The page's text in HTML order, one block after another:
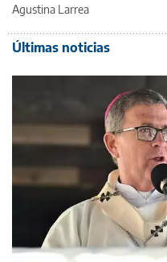
Agustina Larrea
Últimas noticias